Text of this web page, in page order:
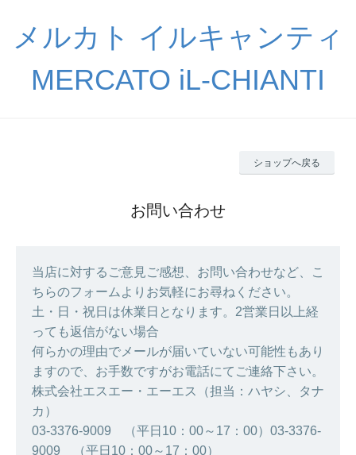
メルカト イルキャンティ
MERCATO iL-CHIANTI
ショップへ戻る
お問い合わせ
当店に対するご意見ご感想、お問い合わせなど、こ
ちらのフォームよりお気軽にお尋ねください。
土・日・祝日は休業日となります。2営業日以上経
っても返信がない場合
何らかの理由でメールが届いていない可能性もあり
ますので、お手数ですがお電話にてご連絡下さい。
株式会社エスエー・エーエス（担当：ハヤシ、タナ
カ）
03-3376-9009 （平日10：00～17：00）03-3376-
9009 （平日10：00～17：00）